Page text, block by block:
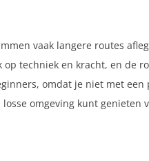
vaak langere routes
techniek en kracht, en de
omdat je niet met
omgeving kunt genieten